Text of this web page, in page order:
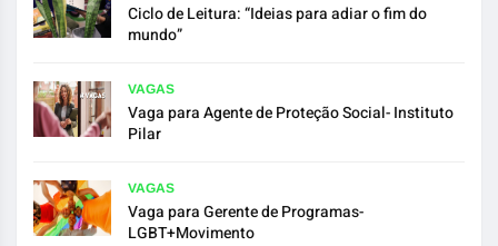
Ciclo de Leitura: “Ideias para adiar o fim do
mundo”
VAGAS
Vaga para Agente de Proteção Social- Instituto
Pilar
VAGAS
Vaga para Gerente de Programas-
LGBT+Movimento